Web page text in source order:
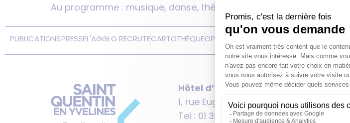
Au programme : musique, danse, théâtre, humour.
PUBLICATIONSPRESSEL'AGGLO RECRUTECARTOTHÈQUEOPENDATA
Hôtel d’agglomération de Saint-
1, rue Eugène-Hénaff, BP 10118, 78192
Tel : 01 39 44 80 80 – Ouvert du Lundi